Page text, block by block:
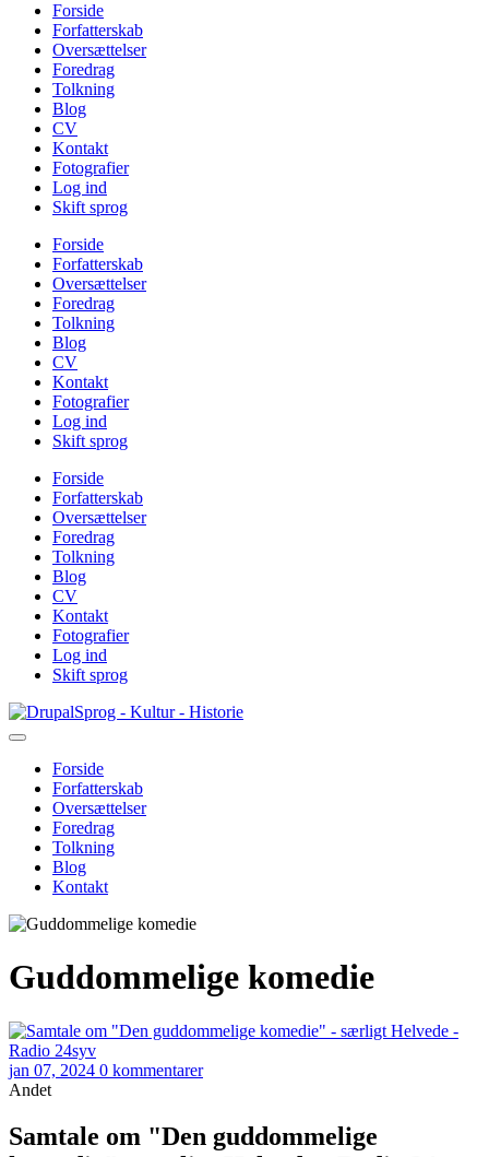
Forside
Forfatterskab
Oversættelser
Foredrag
Tolkning
Blog
CV
Kontakt
Fotografier
Log ind
Skift sprog
Forside
Forfatterskab
Oversættelser
Foredrag
Tolkning
Blog
CV
Kontakt
Fotografier
Log ind
Skift sprog
Forside
Forfatterskab
Oversættelser
Foredrag
Tolkning
Blog
CV
Kontakt
Fotografier
Log ind
Skift sprog
Gå
til
Sprog - Kultur - Historie
Primær
navigation
Forside
Forfatterskab
Oversættelser
Foredrag
Tolkning
Blog
Kontakt
Guddommelige komedie
jan 07, 2024 0 kommentarer
Andet
Samtale om "Den guddommelige